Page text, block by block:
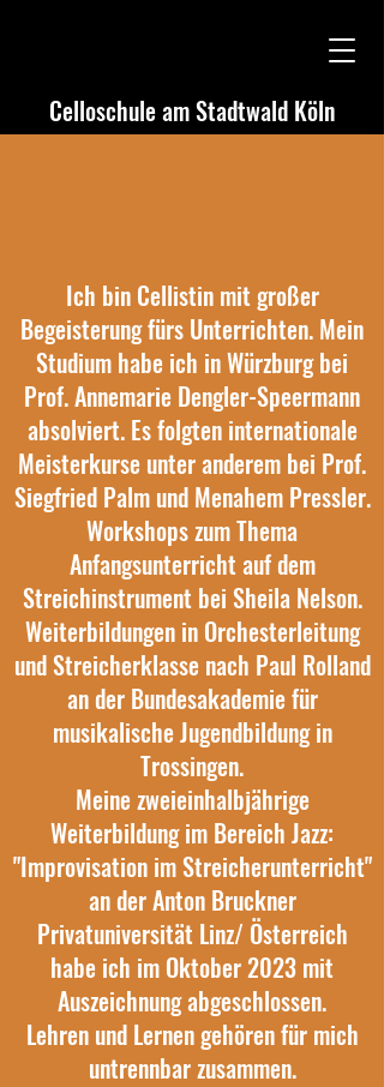
Celloschule am Stadtwald Köln
Ich bin Cellistin mit großer
Begeisterung fürs Unterrichten. Mein
Studium habe ich in Würzburg bei
Prof. Annemarie Dengler-Speermann
absolviert. Es folgten internationale
Meisterkurse unter anderem bei Prof.
Siegfried Palm und Menahem Pressler.
Workshops zum Thema
Anfangsunterricht auf dem
Streichinstrument bei Sheila Nelson.
Weiterbildungen in Orchesterleitung
und Streicherklasse nach Paul Rolland
an der Bundesakademie für
musikalische Jugendbildung in
Trossingen.
Meine zweieinhalbjährige
Weiterbildung im Bereich Jazz:
"Improvisation im Streicherunterricht"
an der Anton Bruckner
Privatuniversität Linz/ Österreich
habe ich im Oktober 2023 mit
Auszeichnung abgeschlossen.
Lehren und Lernen gehören für mich
untrennbar zusammen.